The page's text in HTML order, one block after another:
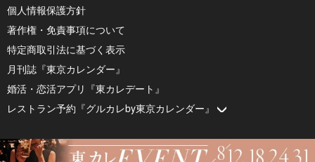
個人情報保護方針
著作権・免責事項について
特定商取引法に基づく表示
月刊誌『東京カレンダー』
婚活・恋活アプリ『東カレデート』
レストラン予約『グルカレby東京カレンダー』